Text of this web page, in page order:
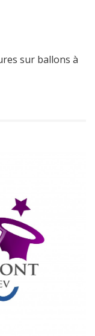
sur ballons à